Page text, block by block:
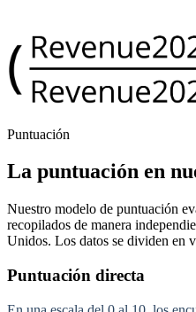
Puntuación
La puntuación en
Nuestro modelo de puntuación
recopilados de manera
Unidos. Los datos se dividen en
Puntuación directa